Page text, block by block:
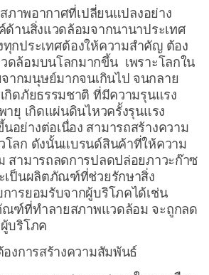
าพอากาศที่เปลี่ยนแปลงอย่าง
ด้านสิ่งแวดล้อมจากนานาประเทศ
ทุกประเทศต้องให้ความสำคัญ ต้อง
ดล้อมบนโลกมากขึ้น เพราะโลกใน
ากมนุษย์มากจนเกินไป จนกลาย
กิดภัยธรรมชาติ ที่มีความรุนแรง
ายุ เกิดแผ่นดินไหวครั้งรุนแรง
อย่างต่อเนื่อง สามารถสร้างความ
โลก ดังนั้นแบรนด์สินค้าที่ให้ความ
สามารถลดการปลดปล่อยภาวะก๊าซ
เป็นผลิตภัณฑ์ที่ช่วยรักษาสิ่ง
ารยอมรับจากผู้บริโภคได้เช่น
ณฑ์ที่ทำลายสภาพแวดล้อม จะถูกลด
บริโภค
งการสร้างความสัมพันธ์